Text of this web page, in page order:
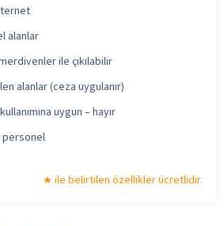
alanlar
ile çıkılabilir
alanlar (ceza uygulanır)
uygun – hayır
personel
ile belirtilen özellikler ücretlidir.